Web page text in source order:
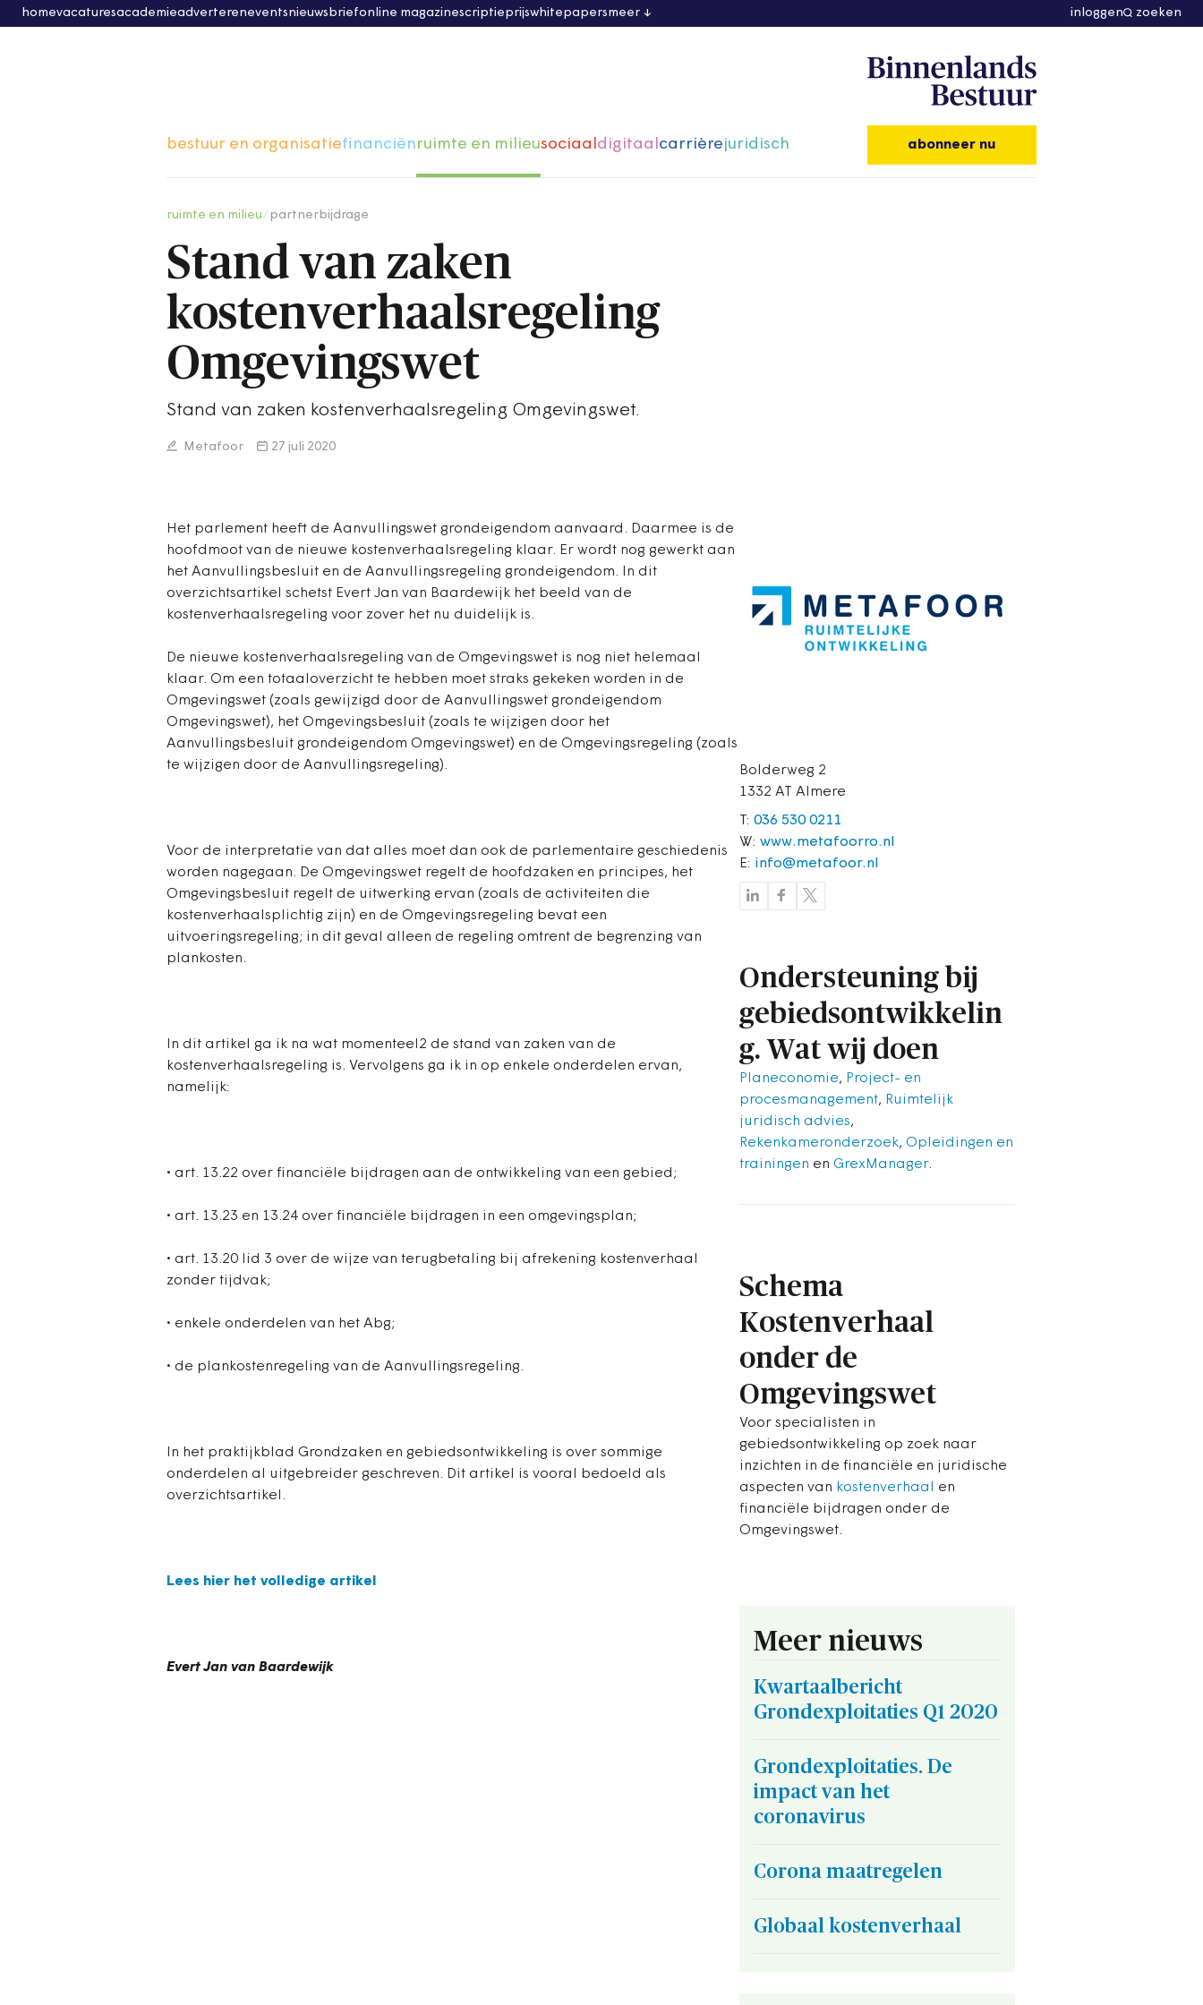
homevacaturesacademieadvertereneventsnieuwsbriefonline magazinescriptieprijswhitepapersmeer inloggen zoeken
bestuur en organisatiefinanciënruimte en milieusociaaldigitaalcarrièrejuridisch abonneer nu
ruimte en milieu partnerbijdrage
Stand van zaken
kostenverhaalsregeling
Omgevingswet
Stand van zaken kostenverhaalsregeling Omgevingswet.
Metafoor 27 juli 2020
Het parlement heeft de Aanvullingswet grondeigendom aanvaard. Daarmee is de
hoofdmoot van de nieuwe kostenverhaalsregeling klaar. Er wordt nog gewerkt aan
het Aanvullingsbesluit en de Aanvullingsregeling grondeigendom. In dit
overzichtsartikel schetst Evert Jan van Baardewijk het beeld van de
kostenverhaalsregeling voor zover het nu duidelijk is.
De nieuwe kostenverhaalsregeling van de Omgevingswet is nog niet helemaal
klaar. Om een totaaloverzicht te hebben moet straks gekeken worden in de
Omgevingswet (zoals gewijzigd door de Aanvullingswet grondeigendom
Omgevingswet), het Omgevingsbesluit (zoals te wijzigen door het
Aanvullingsbesluit grondeigendom Omgevingswet) en de Omgevingsregeling (zoals
te wijzigen door de Aanvullingsregeling).
Voor de interpretatie van dat alles moet dan ook de parlementaire geschiedenis
worden nagegaan. De Omgevingswet regelt de hoofdzaken en principes, het
Omgevingsbesluit regelt de uitwerking ervan (zoals de activiteiten die
kostenverhaalsplichtig zijn) en de Omgevingsregeling bevat een
uitvoeringsregeling; in dit geval alleen de regeling omtrent de begrenzing van
plankosten.
In dit artikel ga ik na wat momenteel2 de stand van zaken van de
kostenverhaalsregeling is. Vervolgens ga ik in op enkele onderdelen ervan,
namelijk:
• art. 13.22 over financiële bijdragen aan de ontwikkeling van een gebied;
• art. 13.23 en 13.24 over financiële bijdragen in een omgevingsplan;
• art. 13.20 lid 3 over de wijze van terugbetaling bij afrekening kostenverhaal
zonder tijdvak;
• enkele onderdelen van het Abg;
• de plankostenregeling van de Aanvullingsregeling.
In het praktijkblad Grondzaken en gebiedsontwikkeling is over sommige
onderdelen al uitgebreider geschreven. Dit artikel is vooral bedoeld als
overzichtsartikel.
Lees hier het volledige artikel
Evert Jan van Baardewijk
Bolderweg 2
1332 AT Almere
T: 036 530 0211
W: www.metafoorro.nl
E: info@metafoor.nl
Ondersteuning bij
gebiedsontwikkelin
g. Wat wij doen
Planeconomie, Project- en
procesmanagement, Ruimtelijk
juridisch advies,
Rekenkameronderzoek, Opleidingen en
trainingen en GrexManager.
Schema
Kostenverhaal
onder de
Omgevingswet
Voor specialisten in
gebiedsontwikkeling op zoek naar
inzichten in de financiële en juridische
aspecten van kostenverhaal
en
financiële bijdragen onder de
Omgevingswet.
Meer nieuws
Kwartaalbericht
Grondexploitaties Q1 2020
Grondexploitaties. De
impact van het
coronavirus
Corona maatregelen
Globaal kostenverhaal